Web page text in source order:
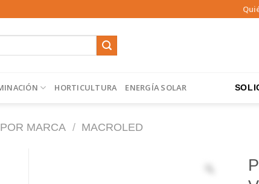
HORTICULTURA ENERGÍA SOLAR
MARCA / MACROLED